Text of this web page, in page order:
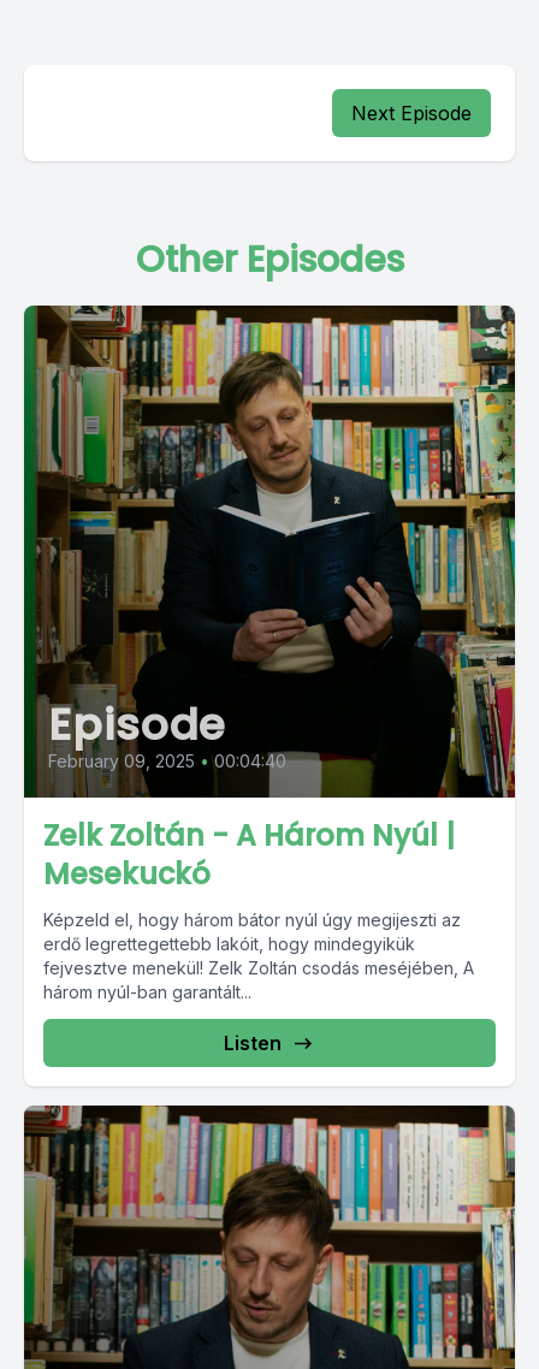
Next Episode
Other Episodes
Episode
February 09, 2025 • 00:04:40
Zelk Zoltán - A Három Nyúl |
Mesekuckó
Képzeld el, hogy három bátor nyúl úgy megijeszti az
erdő legrettegettebb lakóit, hogy mindegyikük
fejvesztve menekül! Zelk Zoltán csodás meséjében, A
három nyúl-ban garantált...
Listen